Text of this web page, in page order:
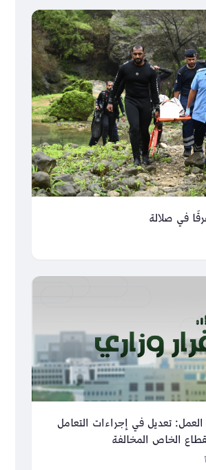
في صلالة
العمل: تعديل في إجراءات التعامل
الخاص المخالفة